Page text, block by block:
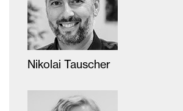
Nikolai Tauscher